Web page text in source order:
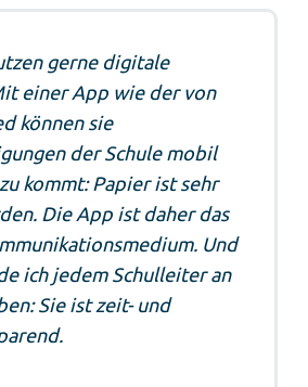
gerne digitale
einer App wie der von
können sie
der Schule mobil
kommt: Papier ist sehr
Die App ist daher das
Und
ich jedem Schulleiter an
Sie ist zeit- und